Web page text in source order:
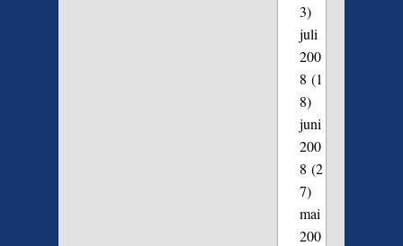
3)
juli
200
8 (1
8)
juni
200
8 (2
7)
mai
200